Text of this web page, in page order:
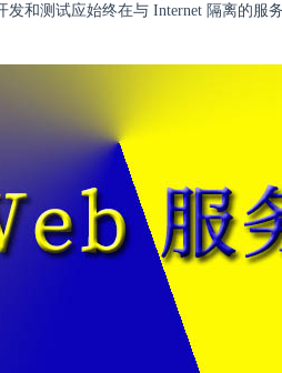
和测试应始终在与 Internet 隔离的服